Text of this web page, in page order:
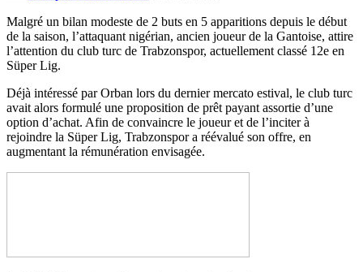
Malgré un bilan modeste de 2 buts en 5 apparitions depuis le début
de la saison, l’attaquant nigérian, ancien joueur de la Gantoise, attire
l’attention du club turc de Trabzonspor, actuellement classé 12e en
Süper Lig.
Déjà intéressé par Orban lors du dernier mercato estival, le club turc
avait alors formulé une proposition de prêt payant assortie d’une
option d’achat. Afin de convaincre le joueur et de l’inciter à
rejoindre la Süper Lig, Trabzonspor a réévalué son offre, en
augmentant la rémunération envisagée.